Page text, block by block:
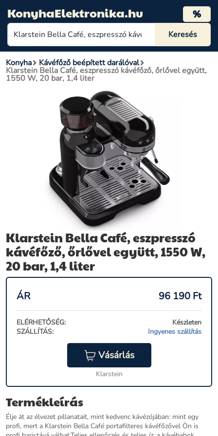
KonyhaElektronika.hu %
Konyha Kávéfőző beépített darálóval
Klarstein Bella Café, eszpresszó kávéfőző, őrlővel együtt,
1550 W, 20 bar, 1,4 liter
Klarstein Bella Café, eszpresszó
kávéfőző, őrlővel együtt, 1550 W,
20 bar, 1,4 liter
ÁR 96 190 Ft
ELÉRHETŐSÉG:
Készleten
SZÁLLÍTÁS:
Ingyenes szállítás
Vásárlás
Klarstein
Termékleírás
Élje át az élvezet pillanatait, mint kedvenc kávézójában: mint egy
profi, mert a Klarstein Bella Café portafilteres kávéfőzővel Ön is